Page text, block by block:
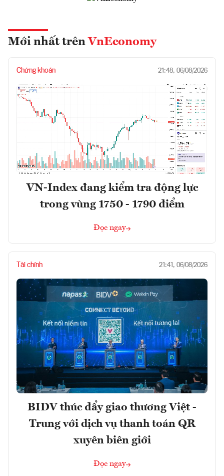
Mới nhất trên VnEconomy
Chứng khoán 21:48, 06/08/2026
VN-Index đang kiểm tra động lực
trong vùng 1750 - 1790 điểm
Đọc ngay
Tài chính 21:41, 06/08/2026
BIDV thúc đẩy giao thương Việt -
Trung với dịch vụ thanh toán QR
xuyên biên giới
Đọc ngay